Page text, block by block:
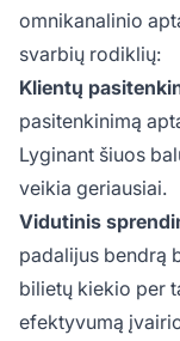
omnikanalinio
svarbių rodiklių:
Klientų
pasitenkinimą
Lyginant šiuos
veikia geriausiai.
Vidutinis
padalijus bendrą
bilietų kiekio per
efektyvumą